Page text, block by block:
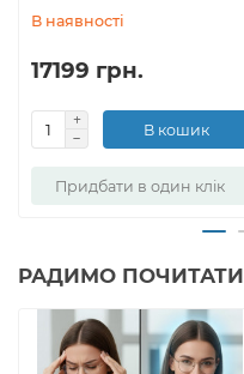
В наявності
17199 грн.
В кошик
Придбати в один клік
РАДИМО ПОЧИТАТИ